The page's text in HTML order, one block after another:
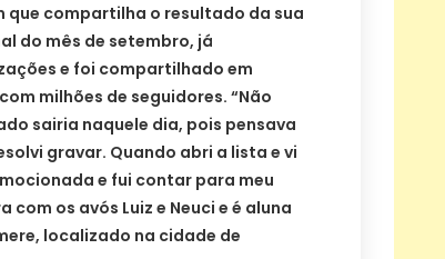
que compartilha o resultado da sua
do mês de setembro, já
e foi compartilhado em
milhões de seguidores. “Não
sairia naquele dia, pois pensava
gravar. Quando abri a lista e vi
e fui contar para meu
os avós Luiz e Neuci e é aluna
localizado na cidade de